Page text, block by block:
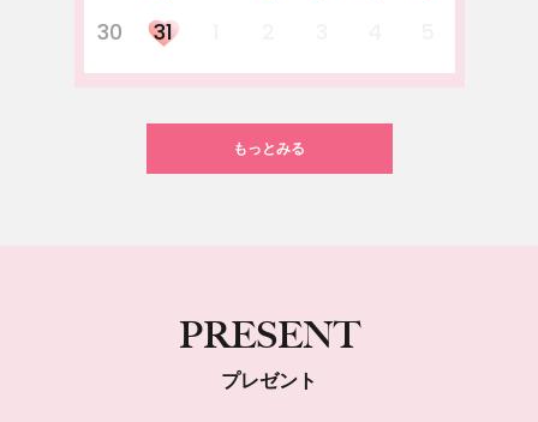
30
31
もっとみる
PRESENT
プレゼント